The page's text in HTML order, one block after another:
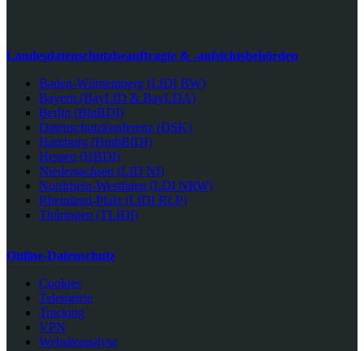
Landesdatenschutzbeauftragte & -aufsichtsbehörden
Baden-Württemberg (LfDI BW)
Bayern (BayLfD & BayLDA)
Berlin (BlnBDI)
Datenschutzkonferenz (DSK)
Hamburg (HmbBfDI)
Hessen (HBDI)
Niedersachsen (LfD NI)
Nordrhein-Westfalen (LDI NRW)
Rheinland-Pfalz (LfDI RLP)
Thüringen (TLfDI)
Online-Datenschutz
Cookies
Telemetrie
Tracking
VPN
Websiteanalyse